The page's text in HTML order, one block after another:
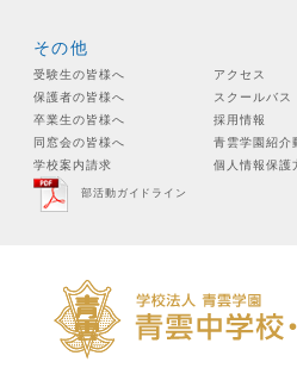
その他
受験生の皆様へ
保護者の皆様へ
卒業生の皆様へ
同窓会の皆様へ
学校案内請求
アクセス
スクールバス
採用情報
青雲学園紹介
個人情報保護
部活動ガイドライン